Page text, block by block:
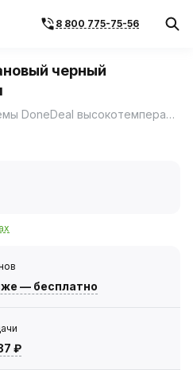
8 800 775-75-56
черный
Герметик выхлопной системы DoneDeal высокотемпературный керамический герметик, упрочненный сталью, обеспечивает герметичность соединений при монтаже выхлопных систем.
— бесплатно
₽